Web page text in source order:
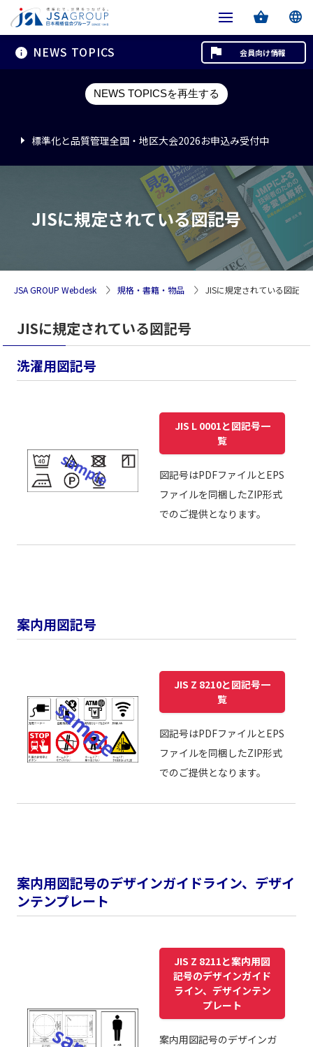
NEWS TOPICS
NEWS TOPICSを再生する
標準化と品質管理全国・地区大会2026お申込み受付中
標準化と品質管理全国・地区大会2026お申込み受付中
標準化と品質管理全国・地区大会2026お申込み受付中
会員向け情報
JISに規定されている図記号
JSA GROUP Webdesk 規格・書籍・物品 JISに規定されている図記号
JISに規定されている図記号
洗濯用図記号
JIS L 0001と図記号一
覧
図記号はPDFファイルとEPS
ファイルを同梱したZIP形式
でのご提供となります。
案内用図記号
JIS Z 8210と図記号一
覧
図記号はPDFファイルとEPS
ファイルを同梱したZIP形式
でのご提供となります。
案内用図記号のデザインガイドライン、デザイ
ンテンプレート
JIS Z 8211と案内用図
記号のデザインガイド
ライン、デザインテン
プレート
案内用図記号のデザインガ